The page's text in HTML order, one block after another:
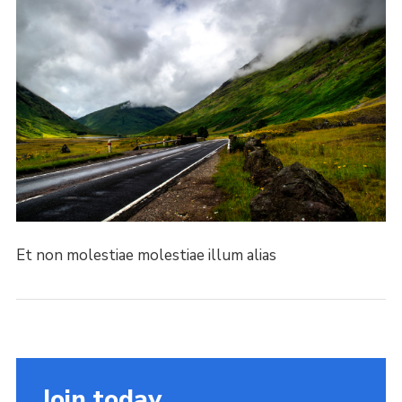
Et non molestiae molestiae illum alias